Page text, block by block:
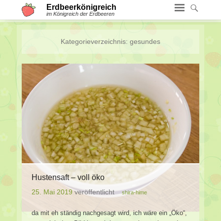
Erdbeerkönigreich
im Königreich der Erdbeeren
Kategorieverzeichnis: gesundes
Hustensaft – voll öko
25. Mai 2019veröffentlicht shira-hime
da mit eh ständig nachgesagt wird, ich wäre ein „Öko“,